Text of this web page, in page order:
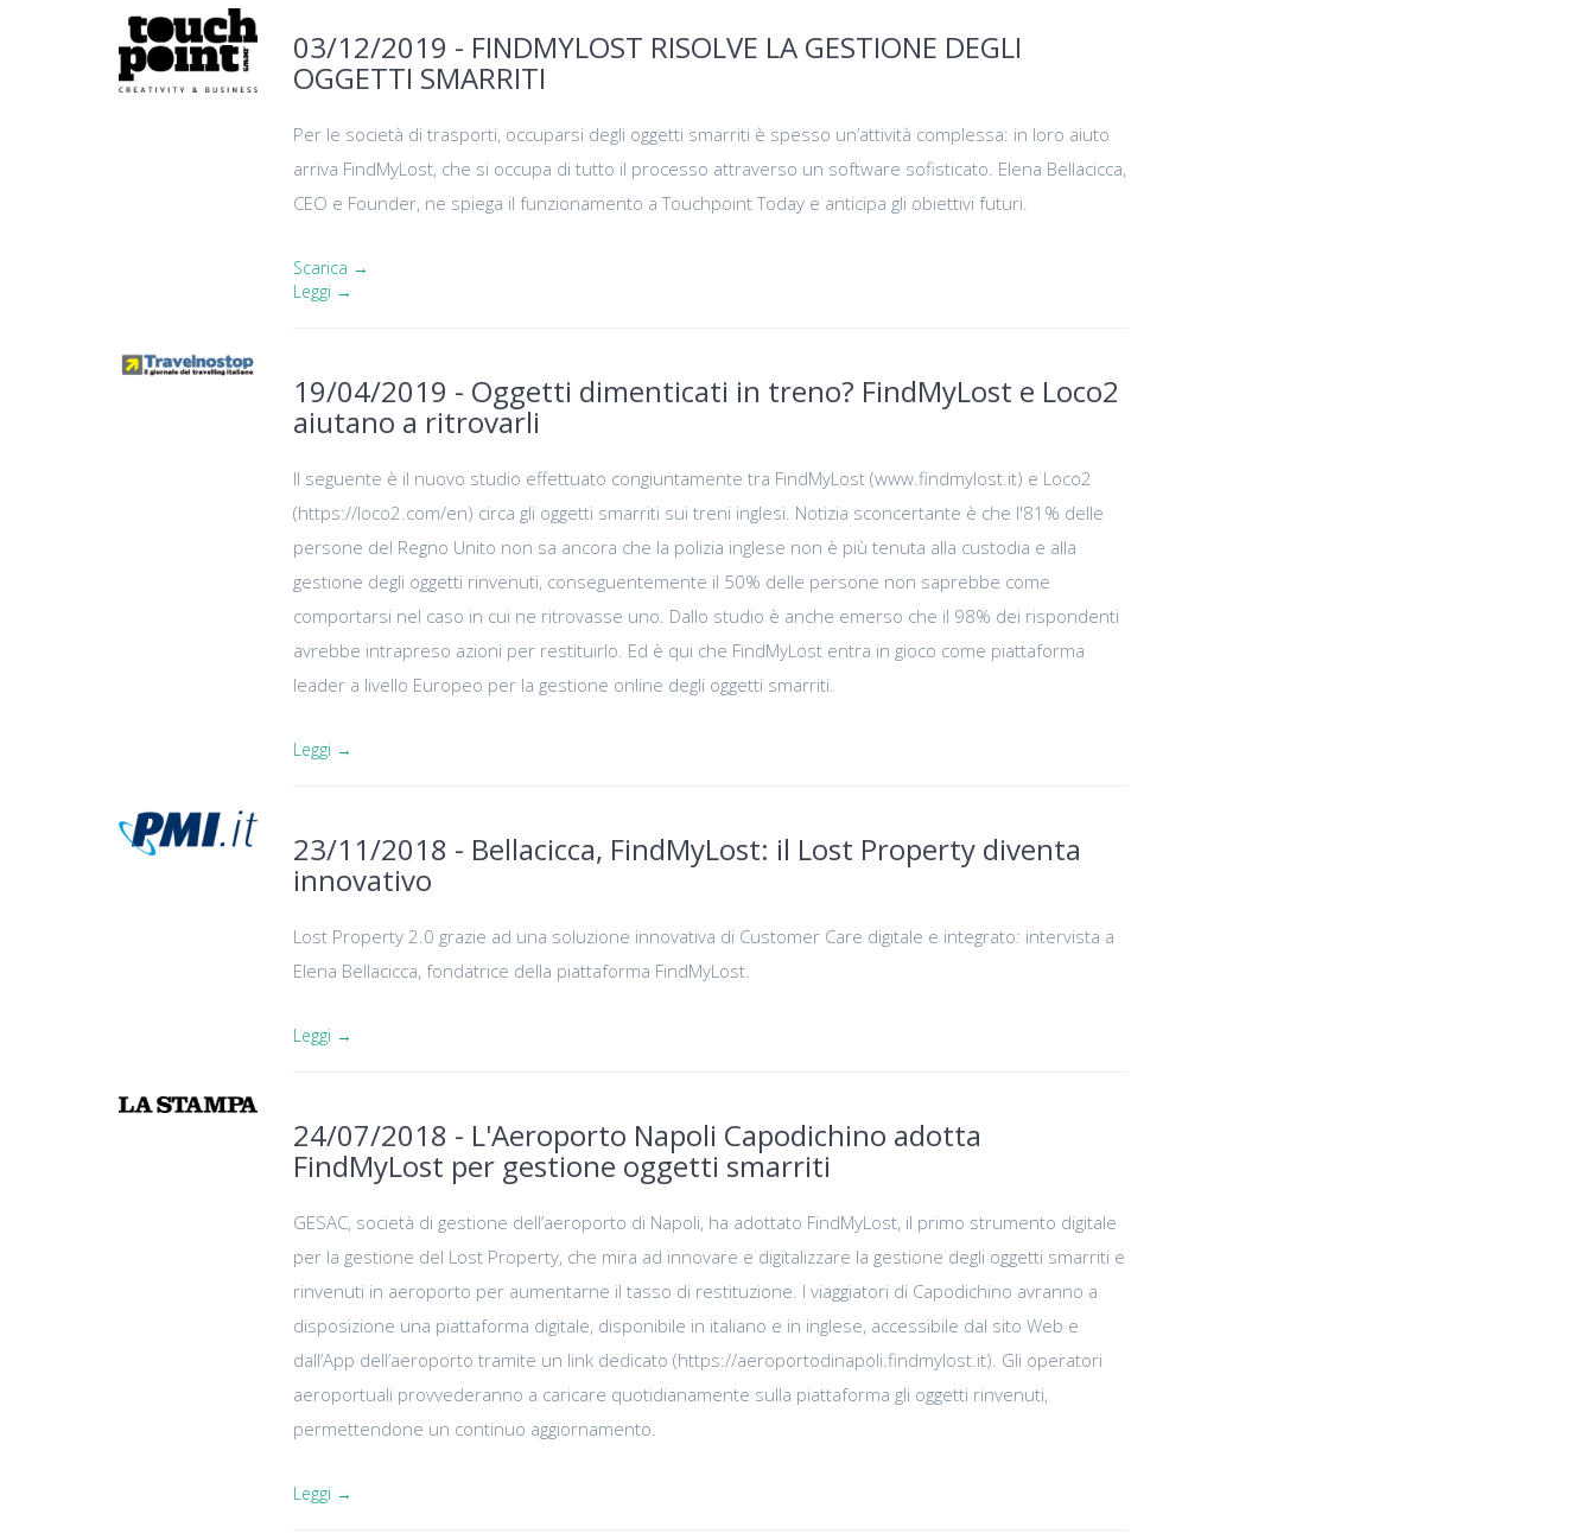
03/12/2019 - FINDMYLOST RISOLVE LA GESTIONE DEGLI
OGGETTI SMARRITI
Per le società di trasporti, occuparsi degli oggetti smarriti è spesso un’attività complessa: in loro aiuto
arriva FindMyLost, che si occupa di tutto il processo attraverso un software sofisticato. Elena Bellacicca,
CEO e Founder, ne spiega il funzionamento a Touchpoint Today e anticipa gli obiettivi futuri.
Scarica →
Leggi →
19/04/2019 - Oggetti dimenticati in treno? FindMyLost e Loco2
aiutano a ritrovarli
Il seguente è il nuovo studio effettuato congiuntamente tra FindMyLost (www.findmylost.it) e Loco2
(https://loco2.com/en) circa gli oggetti smarriti sui treni inglesi. Notizia sconcertante è che l'81% delle
persone del Regno Unito non sa ancora che la polizia inglese non è più tenuta alla custodia e alla
gestione degli oggetti rinvenuti, conseguentemente il 50% delle persone non saprebbe come
comportarsi nel caso in cui ne ritrovasse uno. Dallo studio è anche emerso che il 98% dei rispondenti
avrebbe intrapreso azioni per restituirlo. Ed è qui che FindMyLost entra in gioco come piattaforma
leader a livello Europeo per la gestione online degli oggetti smarriti.
Leggi →
23/11/2018 - Bellacicca, FindMyLost: il Lost Property diventa
innovativo
Lost Property 2.0 grazie ad una soluzione innovativa di Customer Care digitale e integrato: intervista a
Elena Bellacicca, fondatrice della piattaforma FindMyLost.
Leggi →
24/07/2018 - L'Aeroporto Napoli Capodichino adotta
FindMyLost per gestione oggetti smarriti
GESAC, società di gestione dell’aeroporto di Napoli, ha adottato FindMyLost, il primo strumento digitale
per la gestione del Lost Property, che mira ad innovare e digitalizzare la gestione degli oggetti smarriti e
rinvenuti in aeroporto per aumentarne il tasso di restituzione. I viaggiatori di Capodichino avranno a
disposizione una piattaforma digitale, disponibile in italiano e in inglese, accessibile dal sito Web e
dall’App dell’aeroporto tramite un link dedicato (https://aeroportodinapoli.findmylost.it). Gli operatori
aeroportuali provvederanno a caricare quotidianamente sulla piattaforma gli oggetti rinvenuti,
permettendone un continuo aggiornamento.
Leggi →